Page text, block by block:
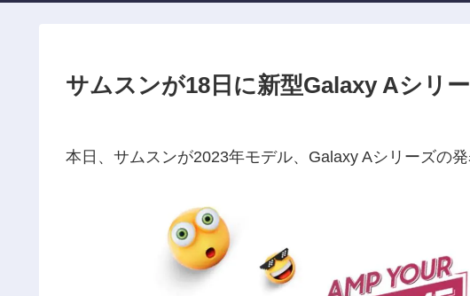
サムスンが18日に新型Galaxy Aシリ
本日、サムスンが2023年モデル、Galaxy Aシリーズの